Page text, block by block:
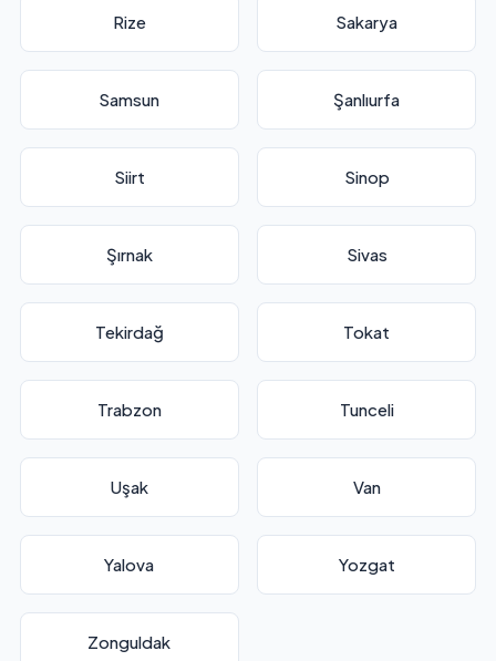
Rize Sakarya
Samsun Şanlıurfa
Siirt Sinop
Şırnak Sivas
Tekirdağ Tokat
Trabzon Tunceli
Uşak Van
Yalova Yozgat
Zonguldak